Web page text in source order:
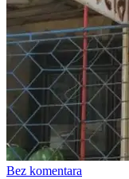
Bez komentara